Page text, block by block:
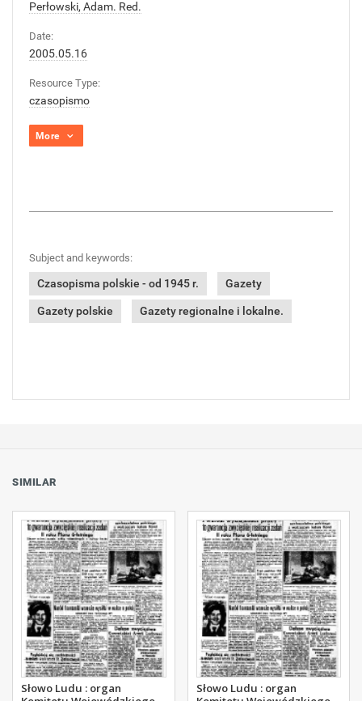
Perłowski, Adam. Red.
Date:
2005.05.16
Resource Type:
czasopismo
More
Subject and keywords:
Czasopisma polskie - od 1945 r. Gazety
Gazety polskie Gazety regionalne i lokalne.
SIMILAR
Słowo Ludu : organ
Słowo Ludu : organ